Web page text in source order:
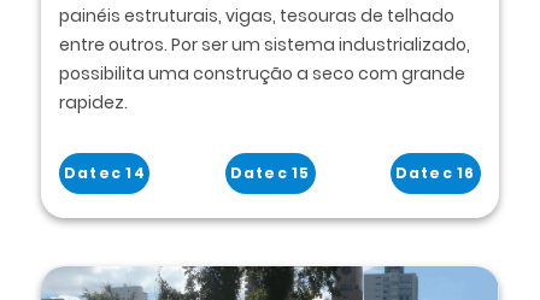
painéis estruturais, vigas, tesouras de telhado
entre outros. Por ser um sistema industrializado,
possibilita uma construção a seco com grande
rapidez.
Datec 14 Datec 15 Datec 16